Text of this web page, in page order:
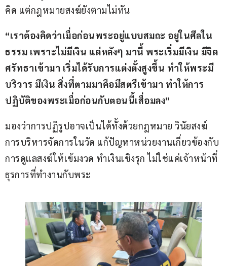
คิด แต่กฎหมายสงฆ์ยังตามไม่ทัน
“เราต้องคิดว่าเมื่อก่อนพระอยู่แบบสมถะ อยู่ในศีลใน
ธรรม เพราะไม่มีเงิน แต่หลังๆ มานี้ พระเริ่มมีเงิน มีจิต
ศรัทธาเข้ามา เริ่มได้รับการแต่งตั้งสูงขึ้น ทำให้พระมี
บริวาร มีเงิน สิ่งที่ตามมาคือมีสตรีเข้ามา ทำให้การ
ปฏิบัติของพระเมื่อก่อนกับตอนนี้เสื่อมลง”
มองว่าการปฏิรูปอาจเป็นได้ทั้งด้วยกฎหมาย วินัยสงฆ์
การบริหารจัดการในวัด แก้ปัญหาหน่วยงานเกี่ยวข้องกับ
การดูแลสงฆ์ให้เข้มงวด ทำเงินเชิงรุก ไม่ใช่แค่เจ้าหน้าที่
ธุรการที่ทำงานกับพระ